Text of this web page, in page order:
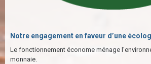
Notre engagement en faveur d’une
Le fonctionnement économe ménage
monnaie.